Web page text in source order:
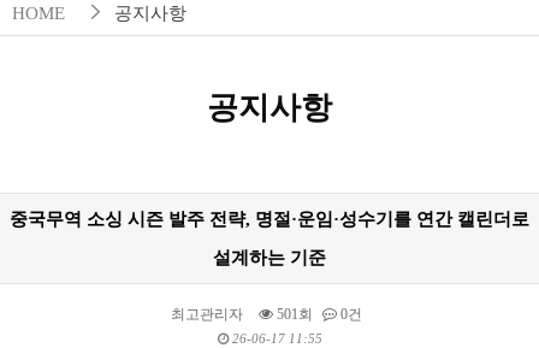
HOME 공지사항
공지사항
중국무역 소싱 시즌 발주 전략, 명절·운임·성수기를 연간 캘린더로
설계하는 기준
최고관리자 501회 0건
26-06-17 11:55